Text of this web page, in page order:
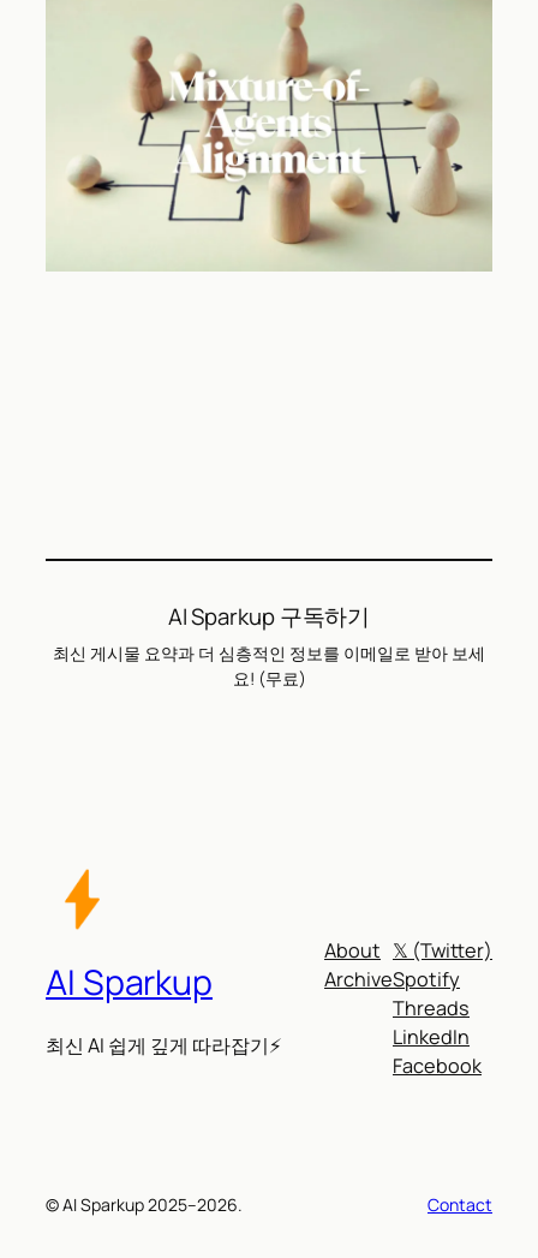
AI Sparkup 구독하기
최신 게시물 요약과 더 심층적인 정보를 이메일로 받아 보세
요! (무료)
AI Sparkup
최신 AI 쉽게 깊게 따라잡기⚡
About
Archive
𝕏 (Twitter)
Spotify
Threads
LinkedIn
Facebook
© AI Sparkup 2025–2026. Contact